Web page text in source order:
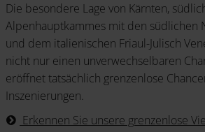
Die besondere Lage von Kärnten,
Alpenhauptkammes mit den südlichen
und dem italienischen Friaul-Julisch
nicht nur einen unverwechselbaren
eröffnet tatsächlich grenzenlose
Inszenierungen.
Erkennen Sie unsere grenzenlose